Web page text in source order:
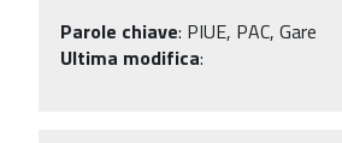
Parole chiave: PIUE, PAC, Gare
Ultima modifica: